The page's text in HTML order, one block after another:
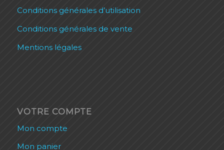
Conditions générales d’utilisation
Conditions générales de vente
Mentions légales
VOTRE COMPTE
Mon compte
Mon panier